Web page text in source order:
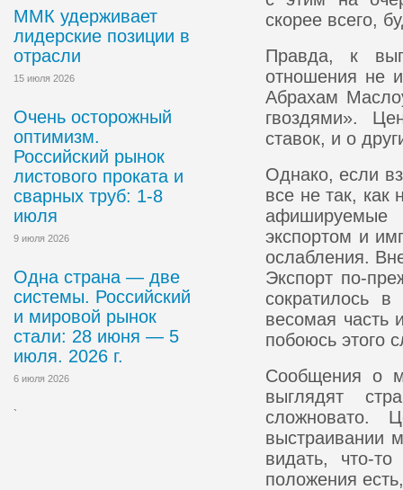
скорее всего,
Правда, к
отношения не
Абрахам
гвоздями».
ставок, и о
Однако, если
все не так, как
афишируемые
экспортом и
ослабления.
Экспорт по-
сократилось
весомая часть
побоюсь этого
Сообщения о
выглядят
сложновато.
выстраивании
видать, что-
положения
ММК удерживает
лидерские позиции в
отрасли
15 июля 2026
Очень осторожный
оптимизм.
Российский рынок
листового проката и
сварных труб: 1-8
июля
9 июля 2026
Одна страна — две
системы. Российский
и мировой рынок
стали: 28 июня — 5
июля. 2026 г.
6 июля 2026
`